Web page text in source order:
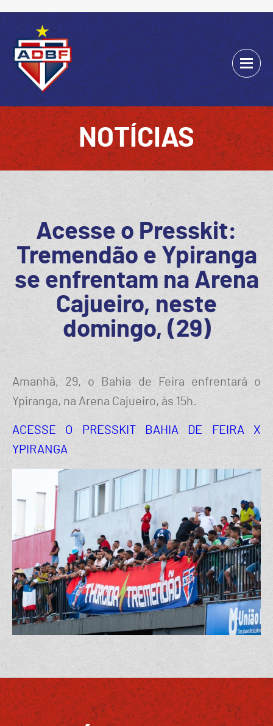
NOTÍCIAS
Acesse o Presskit:
Tremendão e Ypiranga
se enfrentam na Arena
Cajueiro, neste
domingo, (29)
Amanhã, 29, o Bahia de Feira enfrentará o
Ypiranga, na Arena Cajueiro, às 15h.
ACESSE O PRESSKIT BAHIA DE FEIRA X
YPIRANGA